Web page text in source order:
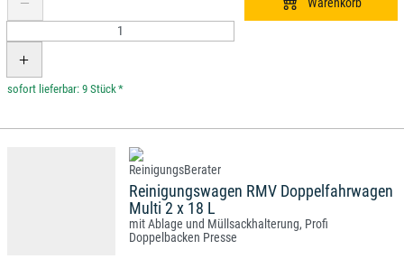
*
Reinigungswagen RMV Doppelfahrwagen
Multi 2 x 18 L
mit Ablage und Müllsackhalterung, Profi
Doppelbacken Presse